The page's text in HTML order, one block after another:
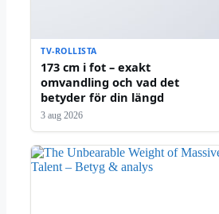
TV-ROLLISTA
173 cm i fot – exakt
omvandling och vad det
betyder för din längd
3 aug 2026